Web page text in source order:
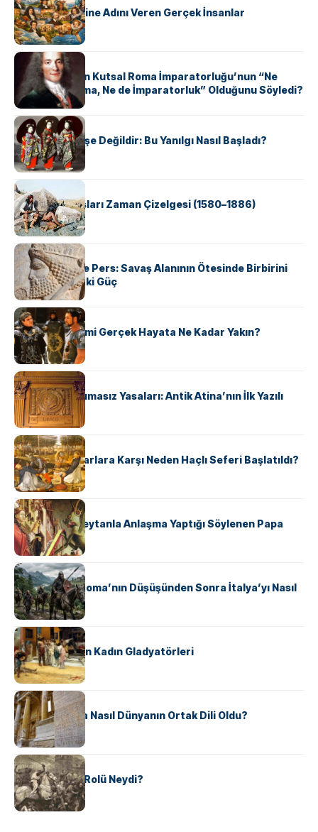
ABD Eyaletlerine Adını Veren Gerçek İnsanlar
KÜLTÜR
Voltaire Neden Kutsal Roma İmparatorluğu’nun “Ne
Kutsal, Ne Roma, Ne de İmparatorluk” Olduğunu Söyledi?
KÜLTÜR
Geyşalar Fahişe Değildir: Bu Yanılgı Nasıl Başladı?
KÜLTÜR
Apache Savaşları Zaman Çizelgesi (1580–1886)
KÜLTÜR
Antik Yunan ve Pers: Savaş Alanının Ötesinde Birbirini
Şekillendiren İki Güç
KÜLTÜR
‘Gladiator’ Filmi Gerçek Hayata Ne Kadar Yakın?
KÜLTÜR
Draco’nun Acımasız Yasaları: Antik Atina’nın İlk Yazılı
Hukuk Kodu
KÜLTÜR
Avrupalı ​​Katharlara Karşı Neden Haçlı Seferi Başlatıldı?
KÜLTÜR
II. Silvester: Şeytanla Anlaşma Yaptığı Söylenen Papa
KÜLTÜR
Ostrogotlar Roma’nın Düşüşünden Sonra İtalya’yı Nasıl
Ele Geçirdi?
KÜLTÜR
Antik Roma’nın Kadın Gladyatörleri
KÜLTÜR
Antik Yunanca Nasıl Dünyanın Ortak Dili Oldu?
KÜLTÜR
Valdensler’in Rolü Neydi?